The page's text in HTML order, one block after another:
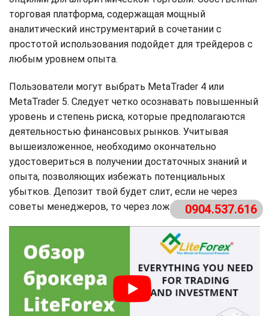
торговая платформа, содержащая мощный
аналитический инструментарий в сочетании с
простотой использования подойдет для трейдеров с
любым уровнем опыта.
Пользователи могут выбрать MetaTrader 4 или
MetaTrader 5. Следует четко осознавать повышенный
уровень и степень риска, которые предполагаются
деятельностью финансовых рынков. Учитывая
вышеизложенное, необходимо окончательно
удостовериться в получении достаточных знаний и
опыта, позволяющих избежать потенциальных
убытков. Депозит твой будет слит, если не через
советы менеджеров, то через ложные сигналы.
0904.537.616